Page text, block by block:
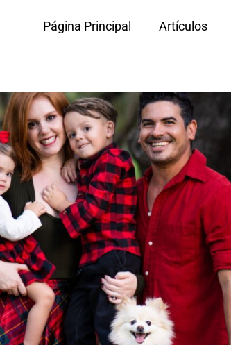
Página Principal Artículos